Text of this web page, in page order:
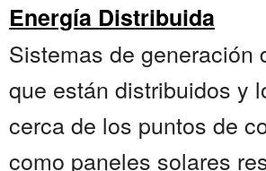
Energía Distribuida
Sistemas de generación
que están distribuidos y
cerca de los puntos de
como paneles solares